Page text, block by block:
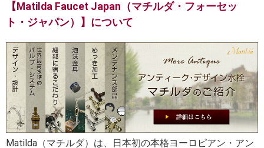
【Matilda Faucet Japan（マチルダ・フォーセッ
ト・ジャパン）】について
Matilda（マチルダ）は、日本初の本格ヨーロピアン・アン